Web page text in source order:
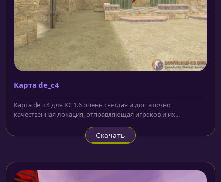
Карта de_c4
Карта de_c4 для КС 1.6 очень светлая и достаточно
качественная локация, отправляющая игроков и их...
Скачать